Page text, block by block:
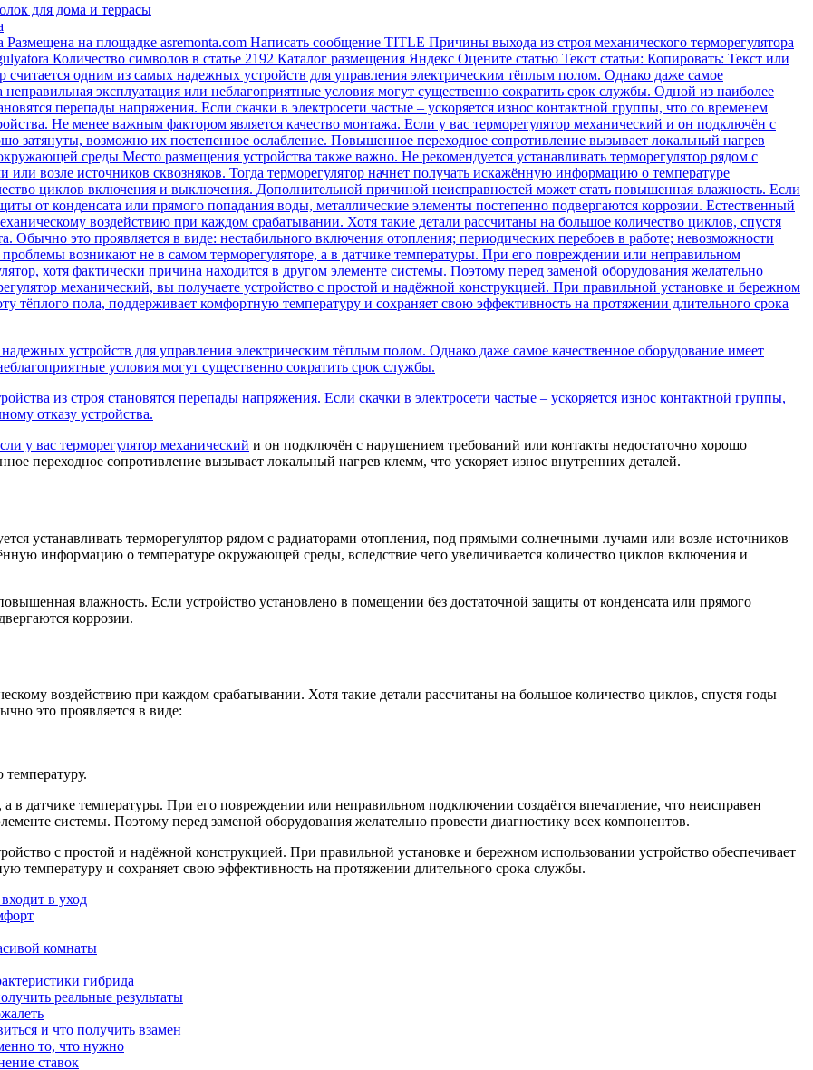
для дома и террасы
на площадке asremonta.com Написать сообщение TITLE Причины выхода из строя механического терморегулятора
Количество символов в статье 2192 Каталог размещения Яндекс Оцените статью Текст статьи: Копировать: Текст или
одним из самых надежных устройств для управления электрическим тёплым полом. Однако даже самое
эксплуатация или неблагоприятные условия могут существенно сократить срок службы. Одной из наиболее
перепады напряжения. Если скачки в электросети частые – ускоряется износ контактной группы, что со временем
Не менее важным фактором является качество монтажа. Если у вас терморегулятор механический и он подключён с
затянуты, возможно их постепенное ослабление. Повышенное переходное сопротивление вызывает локальный нагрев
среды Место размещения устройства также важно. Не рекомендуется устанавливать терморегулятор рядом с
возле источников сквозняков. Тогда терморегулятор начнет получать искажённую информацию о температуре
циклов включения и выключения. Дополнительной причиной неисправностей может стать повышенная влажность. Если
от конденсата или прямого попадания воды, металлические элементы постепенно подвергаются коррозии. Естественный
воздействию при каждом срабатывании. Хотя такие детали рассчитаны на большое количество циклов, спустя
Обычно это проявляется в виде: нестабильного включения отопления; периодических перебоев в работе; невозможности
возникают не в самом терморегуляторе, а в датчике температуры. При его повреждении или неправильном
хотя фактически причина находится в другом элементе системы. Поэтому перед заменой оборудования желательно
механический, вы получаете устройство с простой и надёжной конструкцией. При правильной установке и бережном
тёплого пола, поддерживает комфортную температуру и сохраняет свою эффективность на протяжении длительного срока
устройств для управления электрическим тёплым полом. Однако даже самое качественное оборудование имеет
условия могут существенно сократить срок службы.
из строя становятся перепады напряжения. Если скачки в электросети частые – ускоряется износ контактной группы,
отказу устройства.
у вас терморегулятор механический и он подключён с нарушением требований или контакты недостаточно хорошо
переходное сопротивление вызывает локальный нагрев клемм, что ускоряет износ внутренних деталей.
устанавливать терморегулятор рядом с радиаторами отопления, под прямыми солнечными лучами или возле источников
информацию о температуре окружающей среды, вследствие чего увеличивается количество циклов включения и
влажность. Если устройство установлено в помещении без достаточной защиты от конденсата или прямого
коррозии.
воздействию при каждом срабатывании. Хотя такие детали рассчитаны на большое количество циклов, спустя годы
это проявляется в виде:
в датчике температуры. При его повреждении или неправильном подключении создаётся впечатление, что неисправен
системы. Поэтому перед заменой оборудования желательно провести диагностику всех компонентов.
с простой и надёжной конструкцией. При правильной установке и бережном использовании устройство обеспечивает
температуру и сохраняет свою эффективность на протяжении длительного срока службы.
в уход
комнаты
гибрида
реальные результаты
и что получить взамен
то, что нужно
ставок